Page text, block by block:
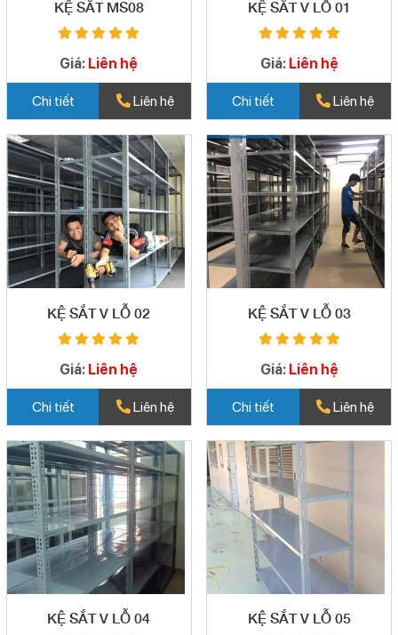
KỆ SẮT MS08
Giá: Liên hệ
Chi tiết Liên hệ
KỆ SẮT V LỖ 01
Giá: Liên hệ
Chi tiết Liên hệ
KỆ SẮT V LỖ 02
Giá: Liên hệ
Chi tiết Liên hệ
KỆ SẮT V LỖ 03
Giá: Liên hệ
Chi tiết Liên hệ
KỆ SẮT V LỖ 04 KỆ SẮT V LỖ 05